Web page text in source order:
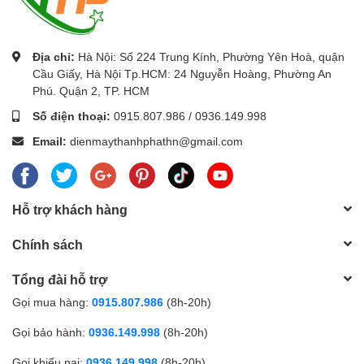
Địa chỉ: Hà Nội: Số 224 Trung Kính, Phường Yên Hoà, quận
Cầu Giấy, Hà Nội Tp.HCM: 24 Nguyễn Hoàng, Phường An
Phú. Quận 2, TP. HCM
Số điện thoại: 0915.807.986 / 0936.149.998
Email: dienmaythanhphathn@gmail.com
Hỗ trợ khách hàng
Chính sách
Tổng đài hỗ trợ
Gọi mua hàng: 0915.807.986 (8h-20h)
Gọi bảo hành: 0936.149.998 (8h-20h)